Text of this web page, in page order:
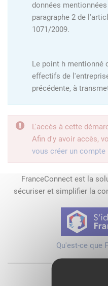
données
paragraphe 2 de
1071/2009.
Le point h mentionné
effectifs de
précédente, à
L'accès à cette
Afin d'y avoir accès,
vous créer un compte
FranceConnect est la
sécuriser et simplifier la
Qu'est-ce que